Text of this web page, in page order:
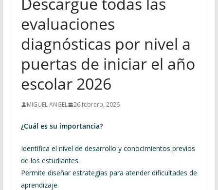
evaluaciones
diagnósticas por nivel a
puertas de iniciar el año
escolar 2026
MIGUEL ANGEL 26 febrero, 2026
¿Cuál es su importancia?
Identifica el nivel de desarrollo y conocimientos previos
de los estudiantes.
Permite diseñar estrategias para atender dificultades de
aprendizaje.